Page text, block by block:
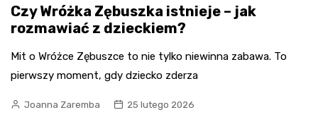
Czy Wróżka Zębuszka istnieje – jak
rozmawiać z dzieckiem?
Mit o Wróżce Zębuszce to nie tylko niewinna zabawa. To
pierwszy moment, gdy dziecko zderza
Joanna Zaremba 25 lutego 2026